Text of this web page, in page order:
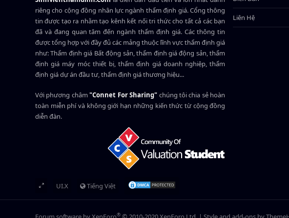
riêng cho cộng đồng nhân lực ngành thẩm định giá. Cổng thông
tin được tạo ra nhằm tạo kênh kết nối tri thức cho tất cả các bạn
đã và đang quan tâm đến ngành thẩm định giá. Các thông tin
được tổng hợp với đầy đủ các mảng thuộc lĩnh vực thẩm định giá
như: Thẩm định giá Bất động sản, thẩm định giá động sản, thẩm
định giá máy móc thiết bị, thẩm định giá doanh nghiệp, thẩm
định giá dự án đầu tư, thẩm định giá thương hiệu...
Với phương châm"Connet For Sharing" chúng tôi chia sẻ hoàn
toàn miễn phí và không giới hạn những kiến thức từ cộng đồng
diễn đàn.
Liên Hệ
UI.X Tiếng Việt
®